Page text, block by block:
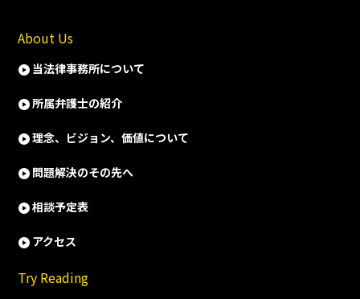
About Us
当法律事務所について
所属弁護士の紹介
理念、ビジョン、価値について
問題解決のその先へ
相談予定表
アクセス
Try Reading